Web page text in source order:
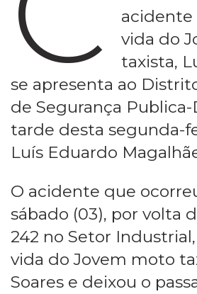
acidente
vida do
taxista,
se apresenta ao
de Segurança Publica-
tarde desta segunda-
Luís Eduardo
O acidente que
sábado (03), por volta
242 no Setor
vida do Jovem moto
Soares e deixou o